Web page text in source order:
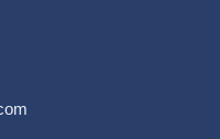
的：提供本公司相關服務
類別：
個人者(包含但不限於中英